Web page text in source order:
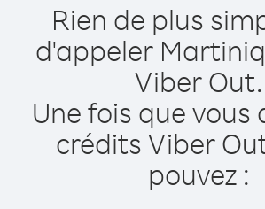
Rien de plus
d'appeler
Viber Out.
Une fois que vous
crédits Viber
pouvez :